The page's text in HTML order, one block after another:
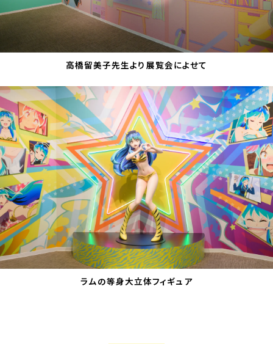
高橋留美子先生より展覧会によせて
ラムの等身大立体フィギュア